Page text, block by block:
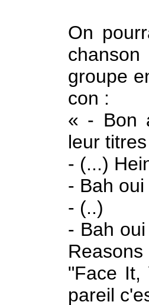
On
groupe
con :
« - Bon
leur
- (...)
- Bah
- (..)
- Bah
"Face It,
pareil